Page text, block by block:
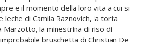
e il momento della loro vita a cui si
leche di Camila Raznovich, la torta
Marzotto, la minestrina di riso di
bruschetta di Christian De